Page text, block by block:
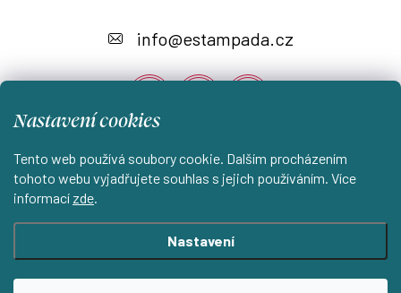
Nastavení cookies
Tento web používá soubory cookie. Dalším procházením
tohoto webu vyjadřujete souhlas s jejich používáním. Více
informací zde.
Nastavení
p
a
Instagram
info@estampada.cz
Shoptet.cz KantorStudio.cz